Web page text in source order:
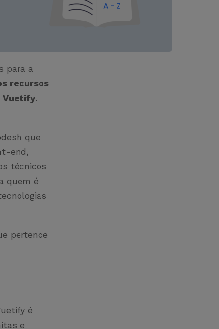
para a
recursos
Vuetify.
que
end,
técnicos
quem é
pertence
é
e